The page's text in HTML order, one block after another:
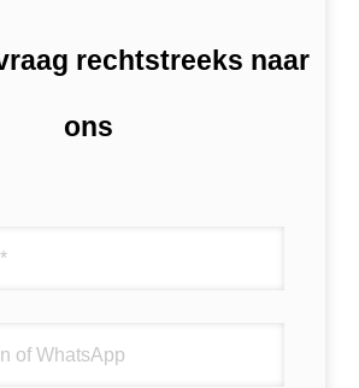
rechtstreeks naar
ons